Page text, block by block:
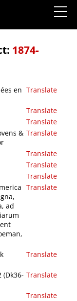
1874-
en Translate
Translate
Translate
& Translate
Translate
Translate
Translate
ad
Translate
Translate
(Dk36- Translate
Translate